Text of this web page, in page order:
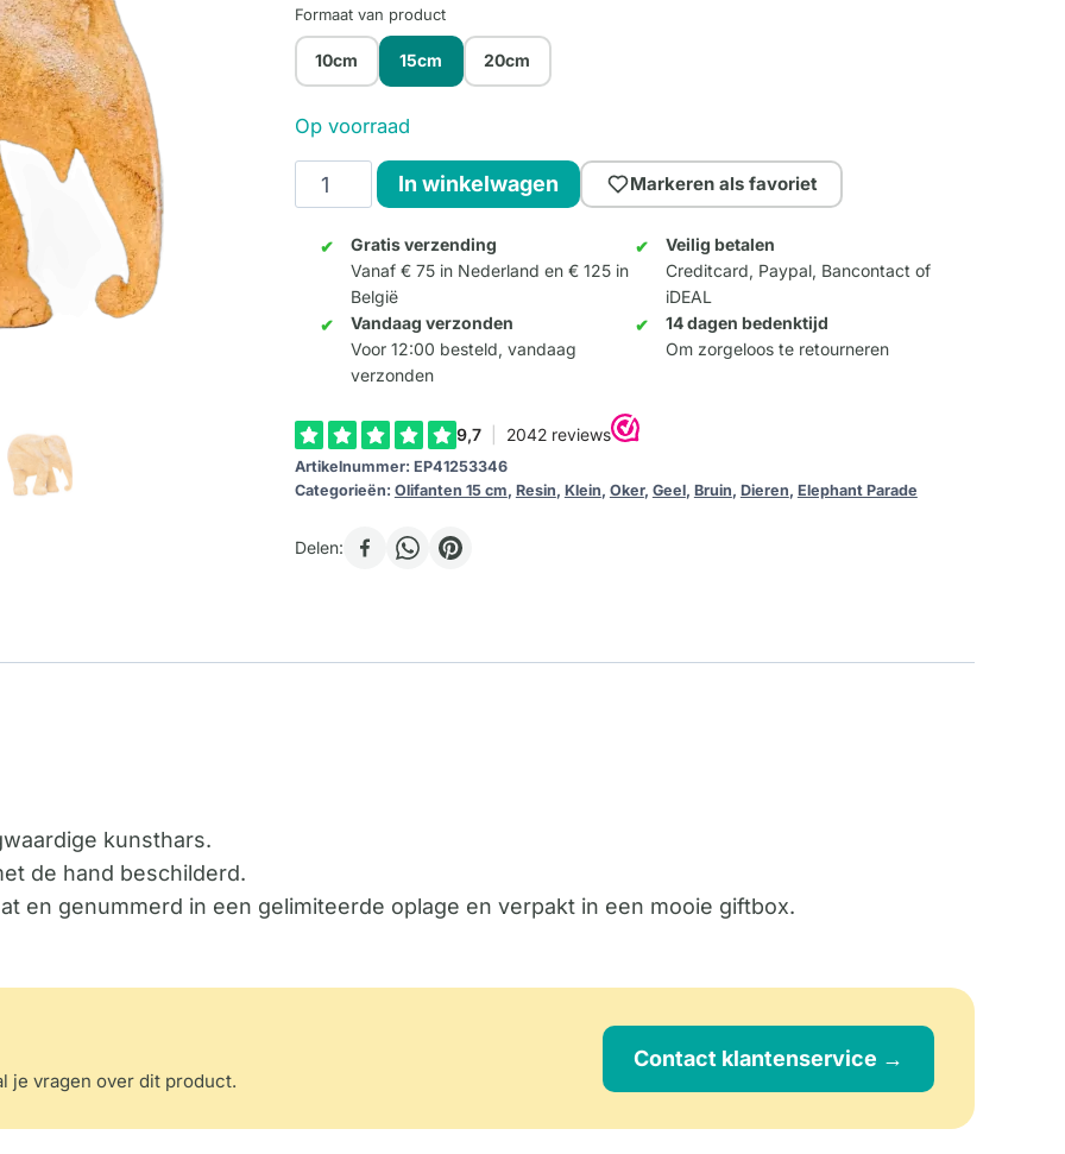
Formaat van product
10cm 15cm 20cm
Op voorraad
Sandwashed
15cm
aantal
In winkelwagen Markeren als favoriet
Gratis verzending
Vanaf € 75 in Nederland en € 125 in
België
Veilig betalen
Creditcard, Paypal, Bancontact of
iDEAL
Vandaag verzonden
Voor 12:00 besteld, vandaag
verzonden
14 dagen bedenktijd
Om zorgeloos te retourneren
Artikelnummer: EP41253346
Categorieën: Olifanten 15 cm, Resin, Klein, Oker, Geel, Bruin, Dieren, Elephant Parade
Delen:
kunsthars.
de hand beschilderd.
en genummerd in een gelimiteerde oplage en verpakt in een mooie giftbox.
je vragen over dit product.
Contact klantenservice →